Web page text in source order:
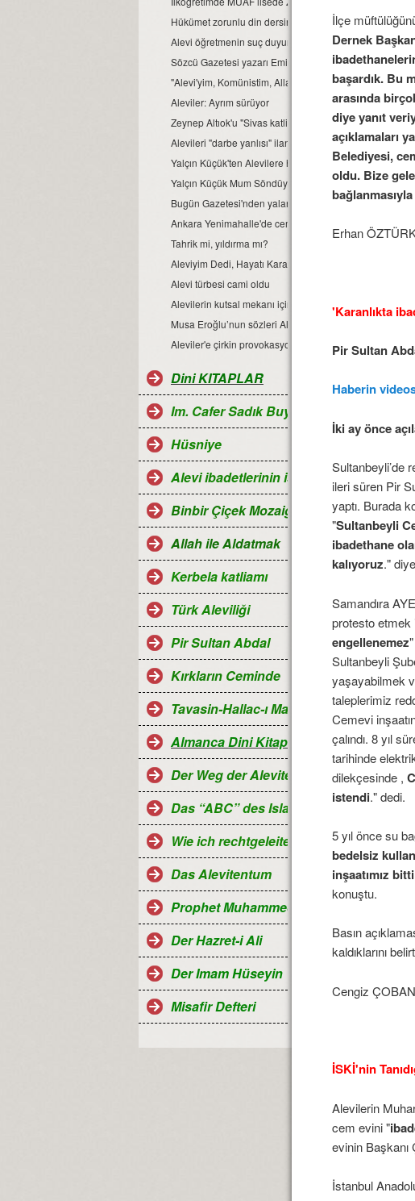
Hükümet zorunlu din dersinden kaldı
Alevi öğretmenin suç duyurusu 8 aydır işleme
Sözcü Gazetesi yazarı Emin Çölaşan, okuyucusuna
"Alevi'yim, Komünistim, Allahsızım..."
Aleviler: Ayrım sürüyor
Zeynep Altıok'u "Sivas katliamı açıklamaları" nedeniyle
Alevileri "darbe yanlısı" ilan etti
Yalçın Küçük'ten Alevilere hakaret
Yalçın Küçük Mum Söndüyü Grup Sekse Benzetti!
Bugün Gazetesi'nden yalan ve nefret dolu manşet
Ankara Yenimahalle'de cemevine saldırı
Tahrik mi, yıldırma mı?
Aleviyim Dedi, Hayatı Karardı
Alevi türbesi cami oldu
Alevilerin kutsal mekanı için yıkım kararı
Musa Eroğlu’nun sözleri Alevileri fena kızdırdı!
Aleviler'e çirkin provokasyon
Dini KITAPLAR
Im. Cafer Sadık Buyruğu
Hüsniye
Alevi ibadetlerinin islamdaki yeri
Binbir Çiçek Mozaiği Alevilik
Allah ile Aldatmak
Kerbela katliamı
Türk Aleviliği
Pir Sultan Abdal
Kırkların Ceminde
Tavasin-Hallac-ı Mansur
Almanca Dini Kitaplar-Religiöse Bücher
Der Weg der Aleviten...
Das “ABC” des Islam
Wie ich rechtgeleitet wurde
Das Alevitentum
Prophet Muhammed
Der Hazret-i Ali
Der Imam Hüseyin
Misafir Defteri
İlçe
Dernek
başardık. Bu
arasında
diye yanıt
açıklamaları
Belediyesi,
oldu. Bize
Erhan
'Karanlıkta
Pir Sultan
Haberin
İki ay önce
Sultanbeyli’de
ileri süren Pir
yaptı. Burada
"Sultanbeyli
ibadethane
kalıyoruz."
Samandıra
protesto etmek
engellenemez
Sultanbeyli
yaşayabilmek
taleplerimiz
Cemevi
çalındı. 8 yıl
tarihinde
dilekçesinde ,
istendi." dedi.
5 yıl önce su
bedelsiz
inşaatımız
konuştu.
Basın
kaldıklarını
Cengiz
İSKİ'nin
Alevilerin
cem evini "
evinin Başkanı
İstanbul